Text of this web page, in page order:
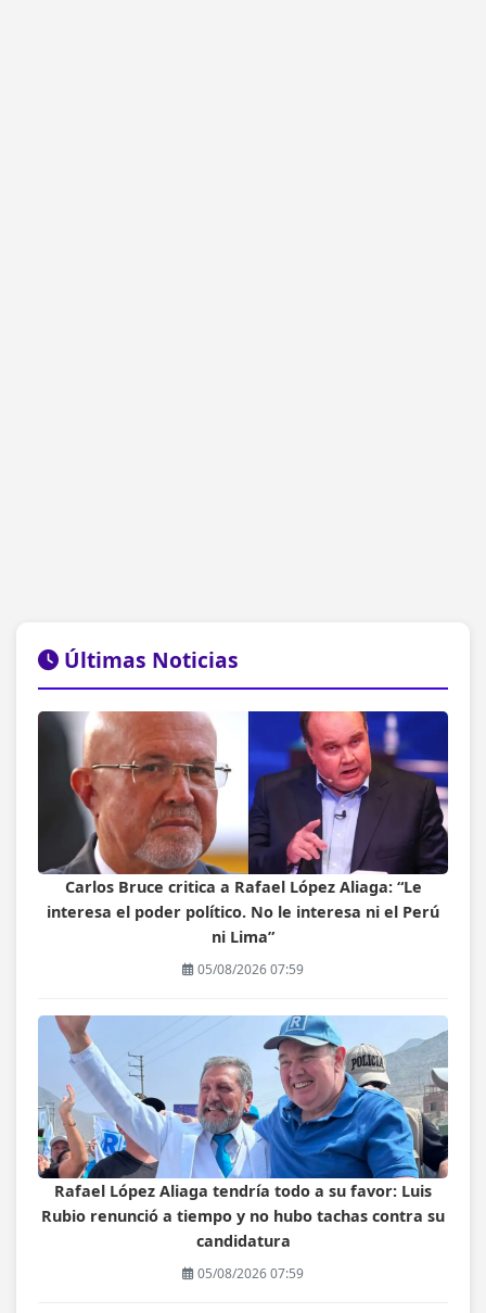
Últimas Noticias
Carlos Bruce critica a Rafael López Aliaga: “Le
interesa el poder político. No le interesa ni el Perú
ni Lima”
05/08/2026 07:59
Rafael López Aliaga tendría todo a su favor: Luis
Rubio renunció a tiempo y no hubo tachas contra su
candidatura
05/08/2026 07:59